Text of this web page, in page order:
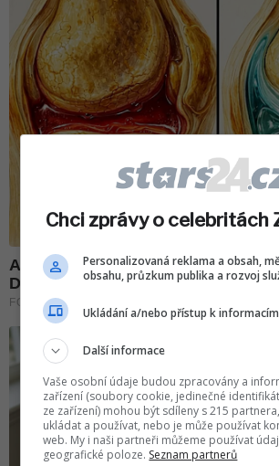
Chci zprávy o celebritách
Personalizovaná reklama a obsah,
obsahu, průzkum publika a rozvoj
Ukládání a/nebo přístup k
Další informace
Vaše osobní údaje budou zpracovány a
zařízení (soubory cookie, jedinečné
ze zařízení) mohou být sdíleny s 215
ukládat a používat, nebo je může používat
web. My i naši partneři můžeme používat
geografické poloze. Seznam partnerů